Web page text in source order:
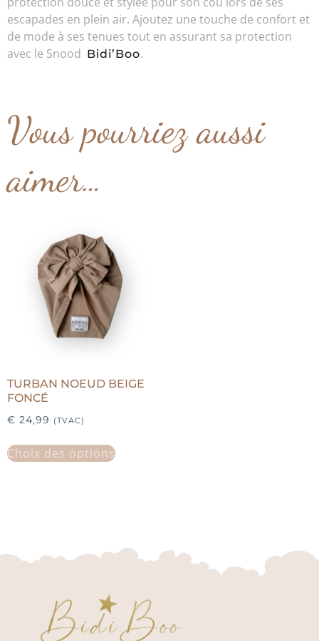
escapades en plein air. Ajoutez une touche de confort et
de mode à ses tenues tout en assurant sa protection
avec le Snood Bidi’Boo.
Vous pourriez aussi
aimer…
TURBAN NOEUD BEIGE
FONCÉ
€ 24,99 (TVAC)
Choix des options